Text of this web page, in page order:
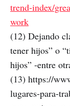
trend-index/
work
(12) Dejando
tener hijos” o
hijos” -entre
(13) https://
lugares-para-